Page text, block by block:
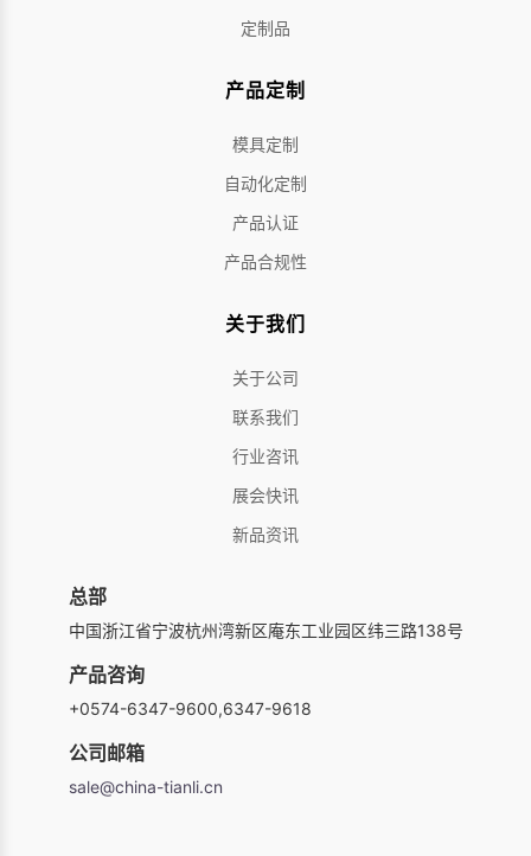
定制品
产品定制
模具定制
自动化定制
产品认证
产品合规性
关于我们
关于公司
联系我们
行业咨讯
展会快讯
新品资讯
总部
中国浙江省宁波杭州湾新区庵东工业园区纬三路138号
产品咨询
+0574-6347-9600,6347-9618
公司邮箱
sale@china-tianli.cn